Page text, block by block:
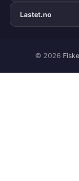
Lastet.no
© 2026